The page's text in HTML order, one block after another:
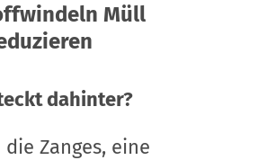
Müll
dahinter?
Zanges, eine